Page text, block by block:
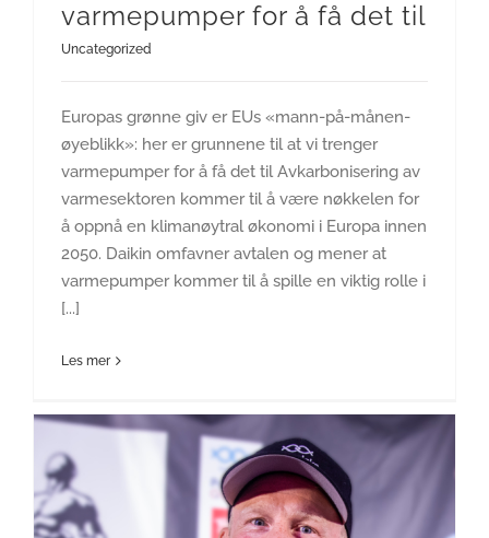
varmepumper for å få det til
Uncategorized
Europas grønne giv er EUs «mann-på-månen-
øyeblikk»: her er grunnene til at vi trenger
varmepumper for å få det til Avkarbonisering av
varmesektoren kommer til å være nøkkelen for
å oppnå en klimanøytral økonomi i Europa innen
2050. Daikin omfavner avtalen og mener at
varmepumper kommer til å spille en viktig rolle i
[...]
Les mer